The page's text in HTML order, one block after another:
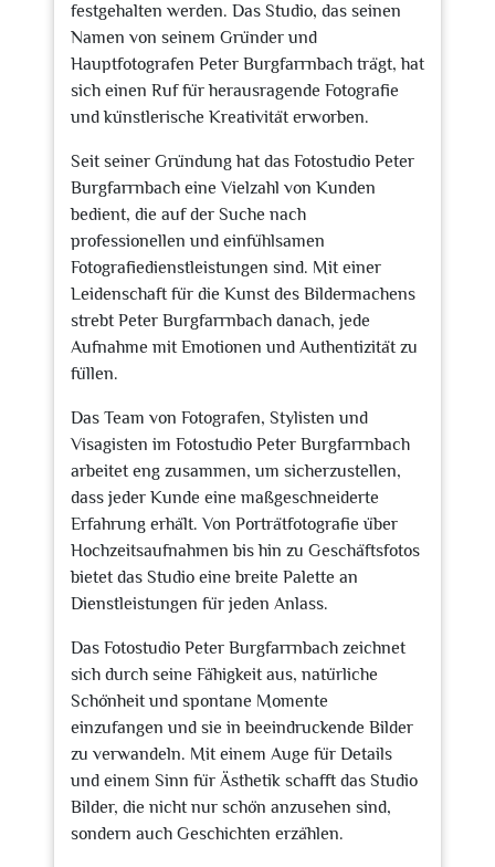
festgehalten werden. Das Studio, das seinen
Namen von seinem Gründer und
Hauptfotografen Peter Burgfarrnbach trägt, hat
sich einen Ruf für herausragende Fotografie
und künstlerische Kreativität erworben.
Seit seiner Gründung hat das Fotostudio Peter
Burgfarrnbach eine Vielzahl von Kunden
bedient, die auf der Suche nach
professionellen und einfühlsamen
Fotografiedienstleistungen sind. Mit einer
Leidenschaft für die Kunst des Bildermachens
strebt Peter Burgfarrnbach danach, jede
Aufnahme mit Emotionen und Authentizität zu
füllen.
Das Team von Fotografen, Stylisten und
Visagisten im Fotostudio Peter Burgfarrnbach
arbeitet eng zusammen, um sicherzustellen,
dass jeder Kunde eine maßgeschneiderte
Erfahrung erhält. Von Porträtfotografie über
Hochzeitsaufnahmen bis hin zu Geschäftsfotos
bietet das Studio eine breite Palette an
Dienstleistungen für jeden Anlass.
Das Fotostudio Peter Burgfarrnbach zeichnet
sich durch seine Fähigkeit aus, natürliche
Schönheit und spontane Momente
einzufangen und sie in beeindruckende Bilder
zu verwandeln. Mit einem Auge für Details
und einem Sinn für Ästhetik schafft das Studio
Bilder, die nicht nur schön anzusehen sind,
sondern auch Geschichten erzählen.